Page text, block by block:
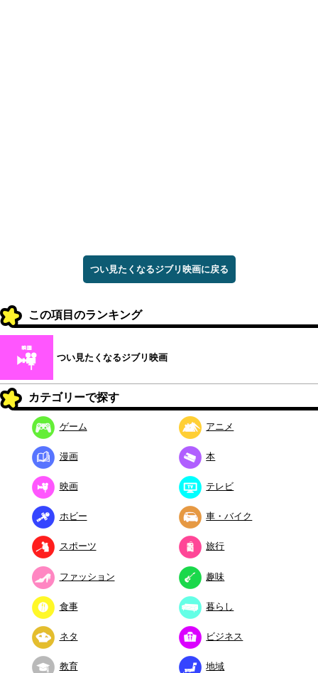
つい見たくなるジブリ映画に戻る
この項目のランキング
つい見たくなるジブリ映画
カテゴリーで探す
ゲーム アニメ
漫画 本
映画 テレビ
ホビー 車・バイク
スポーツ 旅行
ファッション 趣味
食事 暮らし
ネタ ビジネス
教育 地域